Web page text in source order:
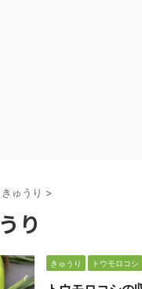
きゅうり >
り
きゅうり トウモロコシ